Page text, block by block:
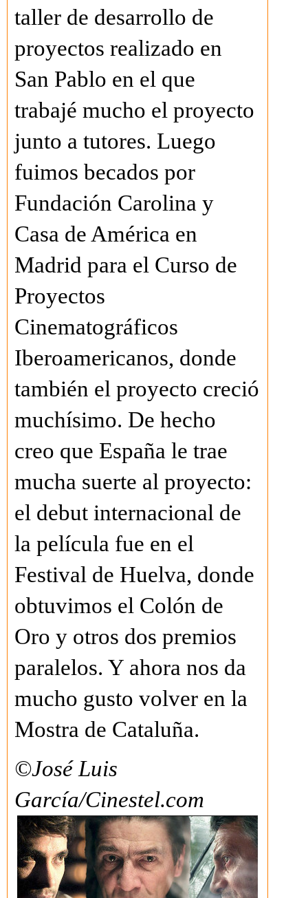
taller de desarrollo de
proyectos realizado en
San Pablo en el que
trabajé mucho el proyecto
junto a tutores. Luego
fuimos becados por
Fundación Carolina y
Casa de América en
Madrid para el Curso de
Proyectos
Cinematográficos
Iberoamericanos, donde
también el proyecto creció
muchísimo. De hecho
creo que España le trae
mucha suerte al proyecto:
el debut internacional de
la película fue en el
Festival de Huelva, donde
obtuvimos el Colón de
Oro y otros dos premios
paralelos. Y ahora nos da
mucho gusto volver en la
Mostra de Cataluña.
©José Luis
García/Cinestel.com